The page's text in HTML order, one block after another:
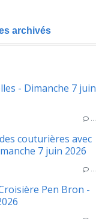
- Dimanche 7 juin
…
couturières avec
7 juin 2026
…
Pen Bron -
archivés